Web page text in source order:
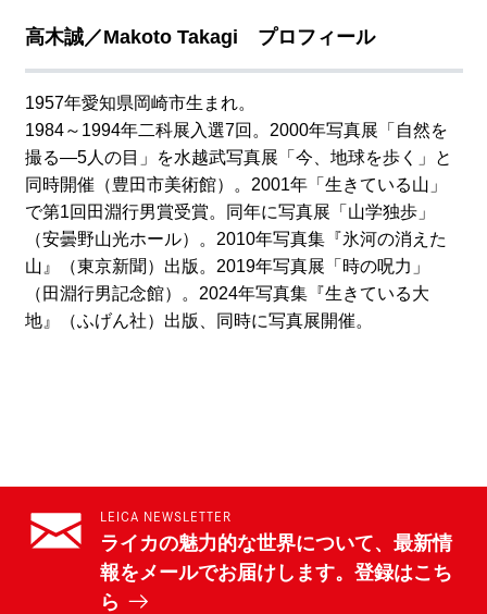
高木誠／Makoto Takagi プロフィール
1957年愛知県岡崎市生まれ。
1984～1994年二科展入選7回。2000年写真展「自然を
撮る―5人の目」を水越武写真展「今、地球を歩く」と
同時開催（豊田市美術館）。2001年「生きている山」
で第1回田淵行男賞受賞。同年に写真展「山学独歩」
（安曇野山光ホール）。2010年写真集『氷河の消えた
山』（東京新聞）出版。2019年写真展「時の呪力」
（田淵行男記念館）。2024年写真集『生きている大
地』（ふげん社）出版、同時に写真展開催。
LEICA NEWSLETTER
ライカの魅力的な世界について、最新情
報をメールでお届けします。登録はこち
ら